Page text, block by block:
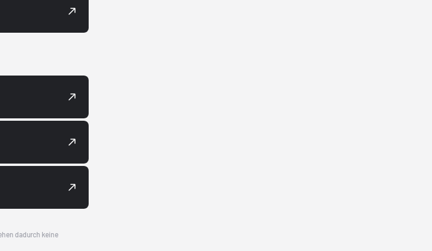
dadurch keine